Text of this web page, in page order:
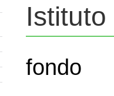
fondo